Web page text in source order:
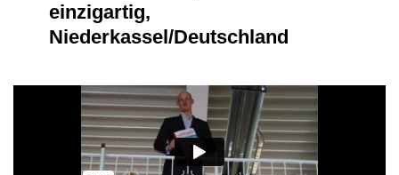
einzigartig,
Niederkassel/Deutschland